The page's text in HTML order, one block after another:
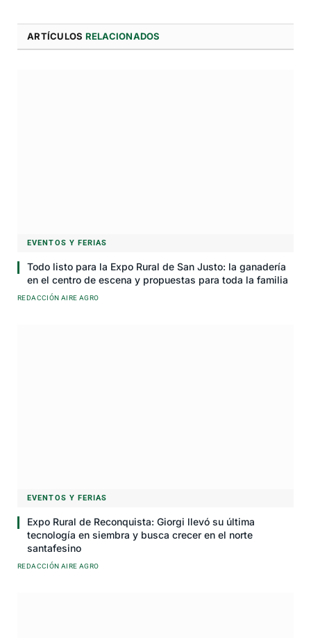
ARTÍCULOS RELACIONADOS
EVENTOS Y FERIAS
Todo listo para la Expo Rural de San Justo: la ganadería
en el centro de escena y propuestas para toda la familia
REDACCIÓN AIRE AGRO
EVENTOS Y FERIAS
Expo Rural de Reconquista: Giorgi llevó su última
tecnología en siembra y busca crecer en el norte
santafesino
REDACCIÓN AIRE AGRO